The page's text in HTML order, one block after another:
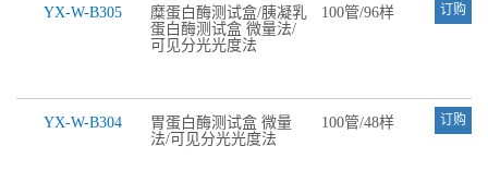
YX-W-B305
糜蛋白酶测试盒/胰凝乳
蛋白酶测试盒 微量法/
可见分光光度法
100管/96样 订购
YX-W-B304
胃蛋白酶测试盒 微量
法/可见分光光度法
100管/48样 订购